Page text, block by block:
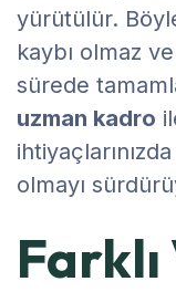
yürütülür.
kaybı olmaz
sürede
uzman kadro
olmayı